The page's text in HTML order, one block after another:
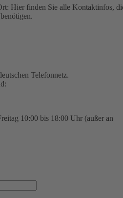
Hier finden Sie alle Kontaktinfos,
Telefonnetz.
10:00 bis 18:00 Uhr (außer an